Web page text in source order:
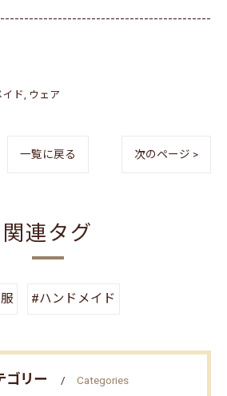
イド ウェア
一覧に戻る 次のページ >
関連タグ
#ハンドメイド
ゴリー Categories